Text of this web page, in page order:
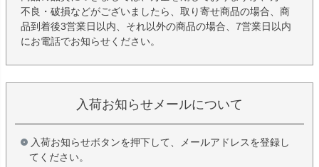
不良・破損などがございましたら、取り寄せ商品の場合、商
品到着後3営業日以内、それ以外の商品の場合、7営業日以内
にお電話でお知らせください。
入荷お知らせメールについて
入荷お知らせボタンを押下して、メールアドレスを登録し
てください。